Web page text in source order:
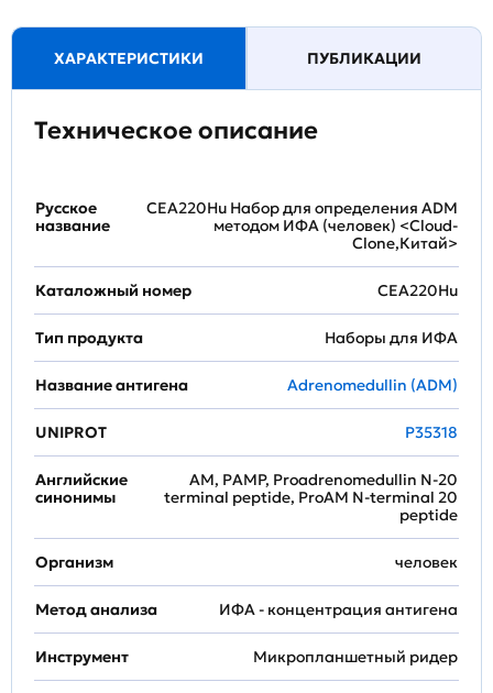
ХАРАКТЕРИСТИКИ ПУБЛИКАЦИИ
Техническое описание
Русское
название
CEA220Hu Набор для определения ADM
методом ИФА (человек) <Cloud-
Clone,Китай>
Каталожный номер CEA220Hu
Тип продукта Наборы для ИФА
Название антигена Adrenomedullin (ADM)
UNIPROT P35318
Английские
синонимы
AM, PAMP, Proadrenomedullin N-20
terminal peptide, ProAM N-terminal 20
peptide
Организм человек
Метод анализа ИФА - концентрация антигена
Инструмент Микропланшетный ридер